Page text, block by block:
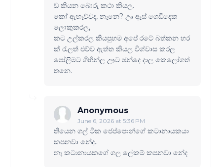
ඩ කියන බොරු කථා කියල.
කෝ ඇහැව්වද, නෑනෙ? ඌ ඇස් ගෙඩිදෙක
ලොකුකරල,
කට උල්කරල කියපුහම අපේ රටේ බත්කන හර
ක් රැලත් එව්ව ඇත්ත කියල විශ්වාස කරල
පෝලිමට ගිහින්ල ඌට ඡන්දෙ දාල කෙලෝගත්
තනෙ.
Anonymous
June 6, 2026 at 5:36 PM
තියෙන ගල් ටික ජෙප්පොන්ගේ කටානායකයා
කපනවා නේද..
නෑ කටානායකගේ ගල ලේකම් කපනවා නේද